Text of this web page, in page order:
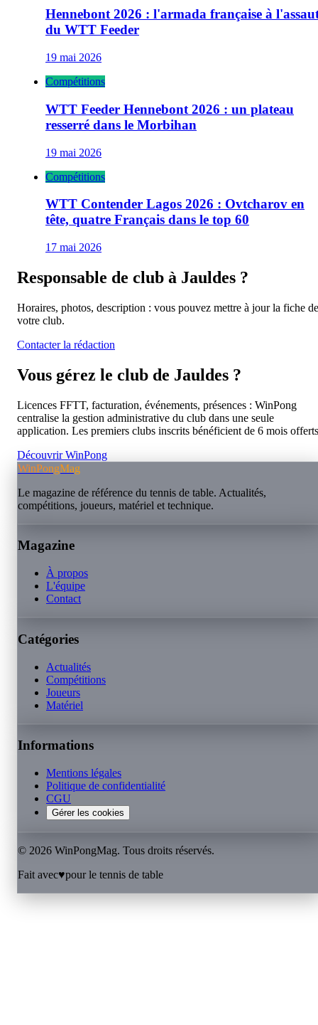
Hennebont 2026 : l'armada française à
du WTT Feeder
19 mai 2026
Compétitions
WTT Feeder Hennebont 2026 : un plateau
resserré dans le Morbihan
19 mai 2026
Compétitions
WTT Contender Lagos 2026 : Ovtcharov en
tête, quatre Français dans le top 60
17 mai 2026
Responsable de club à Jauldes ?
Horaires, photos, description : vous pouvez mettre à jour la fiche de
votre club.
Contacter la rédaction
Vous gérez le club de Jauldes ?
Licences FFTT, facturation, événements, présences : WinPong
centralise la gestion administrative du club dans une seule
application. Les premiers clubs inscrits bénéficient de 6 mois
Découvrir WinPong
WinPongMag
Le magazine de référence du tennis de table. Actualités,
compétitions, joueurs, matériel et technique.
Magazine
À propos
L'équipe
Contact
Catégories
Actualités
Compétitions
Joueurs
Matériel
Informations
Mentions légales
Politique de confidentialité
CGU
Gérer les cookies
© 2026 WinPongMag. Tous droits réservés.
Fait avec♥pour le tennis de table